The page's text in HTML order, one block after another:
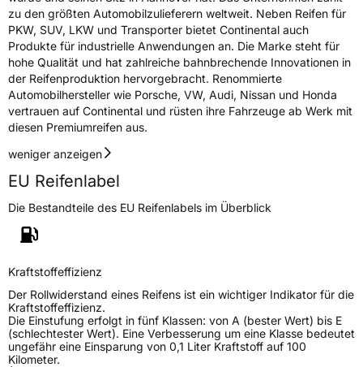
zu den größten Automobilzulieferern weltweit. Neben Reifen für
PKW, SUV, LKW und Transporter bietet Continental auch
Produkte für industrielle Anwendungen an. Die Marke steht für
hohe Qualität und hat zahlreiche bahnbrechende Innovationen in
der Reifenproduktion hervorgebracht. Renommierte
Automobilhersteller wie Porsche, VW, Audi, Nissan und Honda
vertrauen auf Continental und rüsten ihre Fahrzeuge ab Werk mit
diesen Premiumreifen aus.
weniger anzeigen
EU Reifenlabel
Die Bestandteile des EU Reifenlabels im Überblick
Kraftstoffeffizienz
Der Rollwiderstand eines Reifens ist ein wichtiger Indikator für die
Kraftstoffeffizienz.
Die Einstufung erfolgt in fünf Klassen: von A (bester Wert) bis E
(schlechtester Wert). Eine Verbesserung um eine Klasse bedeutet
ungefähr eine Einsparung von 0,1 Liter Kraftstoff auf 100
Kilometer.